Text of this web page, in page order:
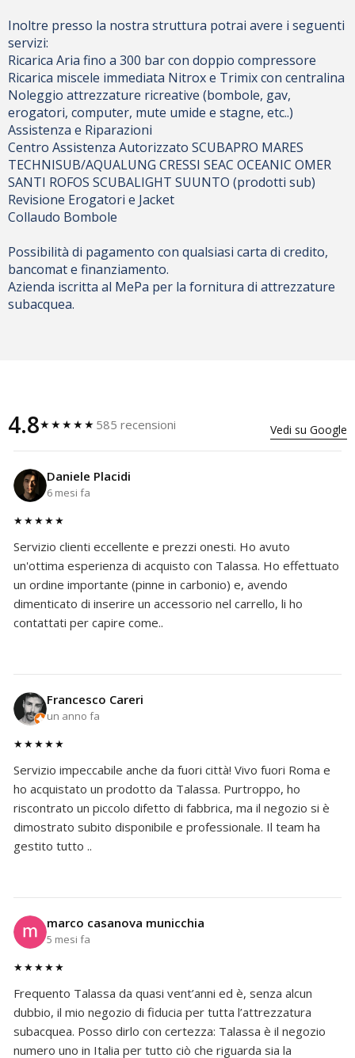
Inoltre presso la nostra struttura potrai avere i seguenti
servizi:
Ricarica Aria fino a 300 bar con doppio compressore
Ricarica miscele immediata Nitrox e Trimix con centralina
Noleggio attrezzature ricreative (bombole, gav,
erogatori, computer, mute umide e stagne, etc..)
Assistenza e Riparazioni
Centro Assistenza Autorizzato SCUBAPRO MARES
TECHNISUB/AQUALUNG CRESSI SEAC OCEANIC OMER
SANTI ROFOS SCUBALIGHT SUUNTO (prodotti sub)
Revisione Erogatori e Jacket
Collaudo Bombole
Possibilità di pagamento con qualsiasi carta di credito,
bancomat e finanziamento.
Azienda iscritta al MePa per la fornitura di attrezzature
subacquea.
4.8★★★★★ 585 recensioni Vedi su Google
Daniele Placidi
6 mesi fa
★★★★★
Servizio clienti eccellente e prezzi onesti. Ho avuto
un'ottima esperienza di acquisto con Talassa. Ho effettuato
un ordine importante (pinne in carbonio) e, avendo
dimenticato di inserire un accessorio nel carrello, li ho
contattati per capire come..
Francesco Careri
un anno fa
★★★★★
Servizio impeccabile anche da fuori città! Vivo fuori Roma e
ho acquistato un prodotto da Talassa. Purtroppo, ho
riscontrato un piccolo difetto di fabbrica, ma il negozio si è
dimostrato subito disponibile e professionale. Il team ha
gestito tutto ..
marco casanova municchia
5 mesi fa
★★★★★
Frequento Talassa da quasi vent’anni ed è, senza alcun
dubbio, il mio negozio di fiducia per tutta l’attrezzatura
subacquea. Posso dirlo con certezza: Talassa è il negozio
numero uno in Italia per tutto ciò che riguarda sia la